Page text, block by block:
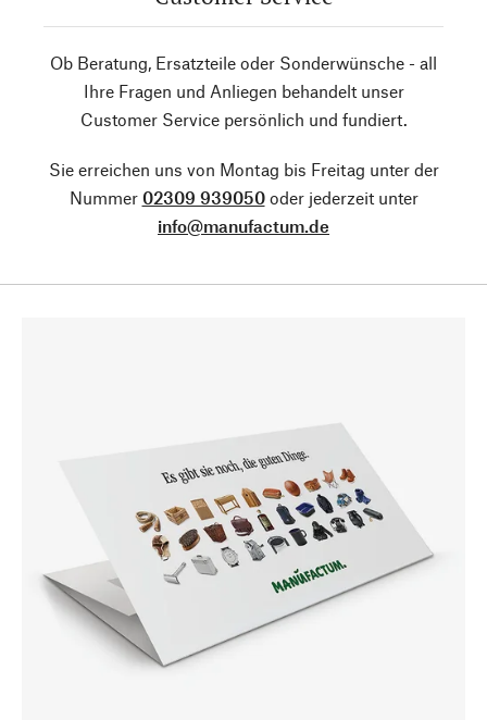
Ob Beratung, Ersatzteile oder Sonderwünsche - all
Ihre Fragen und Anliegen behandelt unser
Customer Service persönlich und fundiert.
Sie erreichen uns von Montag bis Freitag unter der
Nummer 02309 939050oder jederzeit unter
info@manufactum.de